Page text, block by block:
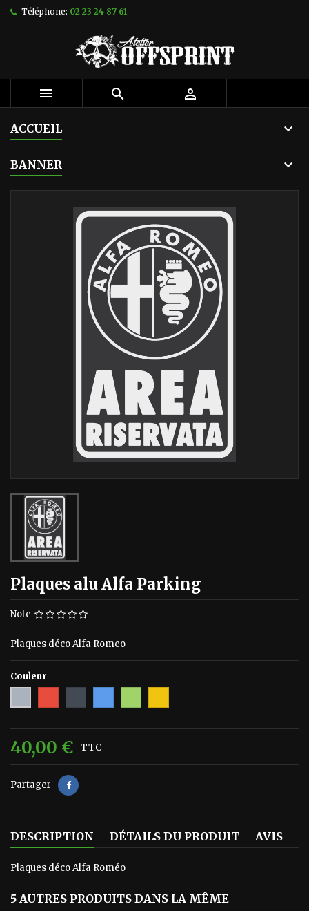
Téléphone: 02 23 24 87 61
  
ACCUEIL
BANNER
Plaques alu Alfa Parking
Note
Plaques déco Alfa Romeo
Couleur
40,00 € TTC
Partager
DESCRIPTION DÉTAILS DU PRODUIT AVIS
Plaques déco Alfa Roméo
5 AUTRES PRODUITS DANS LA MÊME